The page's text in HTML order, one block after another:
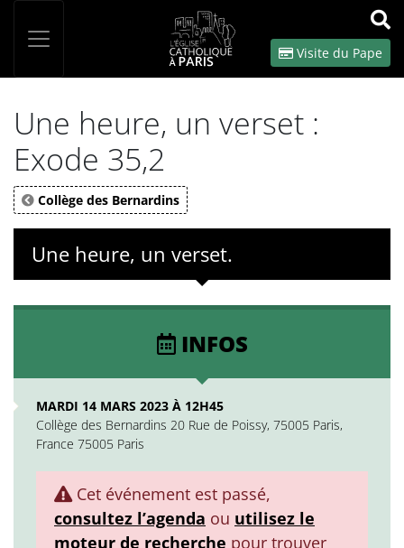
OK
Visite du Pape
Une heure, un verset :
Exode 35,2
Collège des Bernardins
Une heure, un verset.
INFOS
MARDI 14 MARS 2023 À 12H45
Collège des Bernardins 20 Rue de Poissy, 75005 Paris,
France 75005 Paris
Cet événement est passé,
consultez l’agenda ou utilisez le
moteur de recherche pour trouver
Panneau de gestion des cookies